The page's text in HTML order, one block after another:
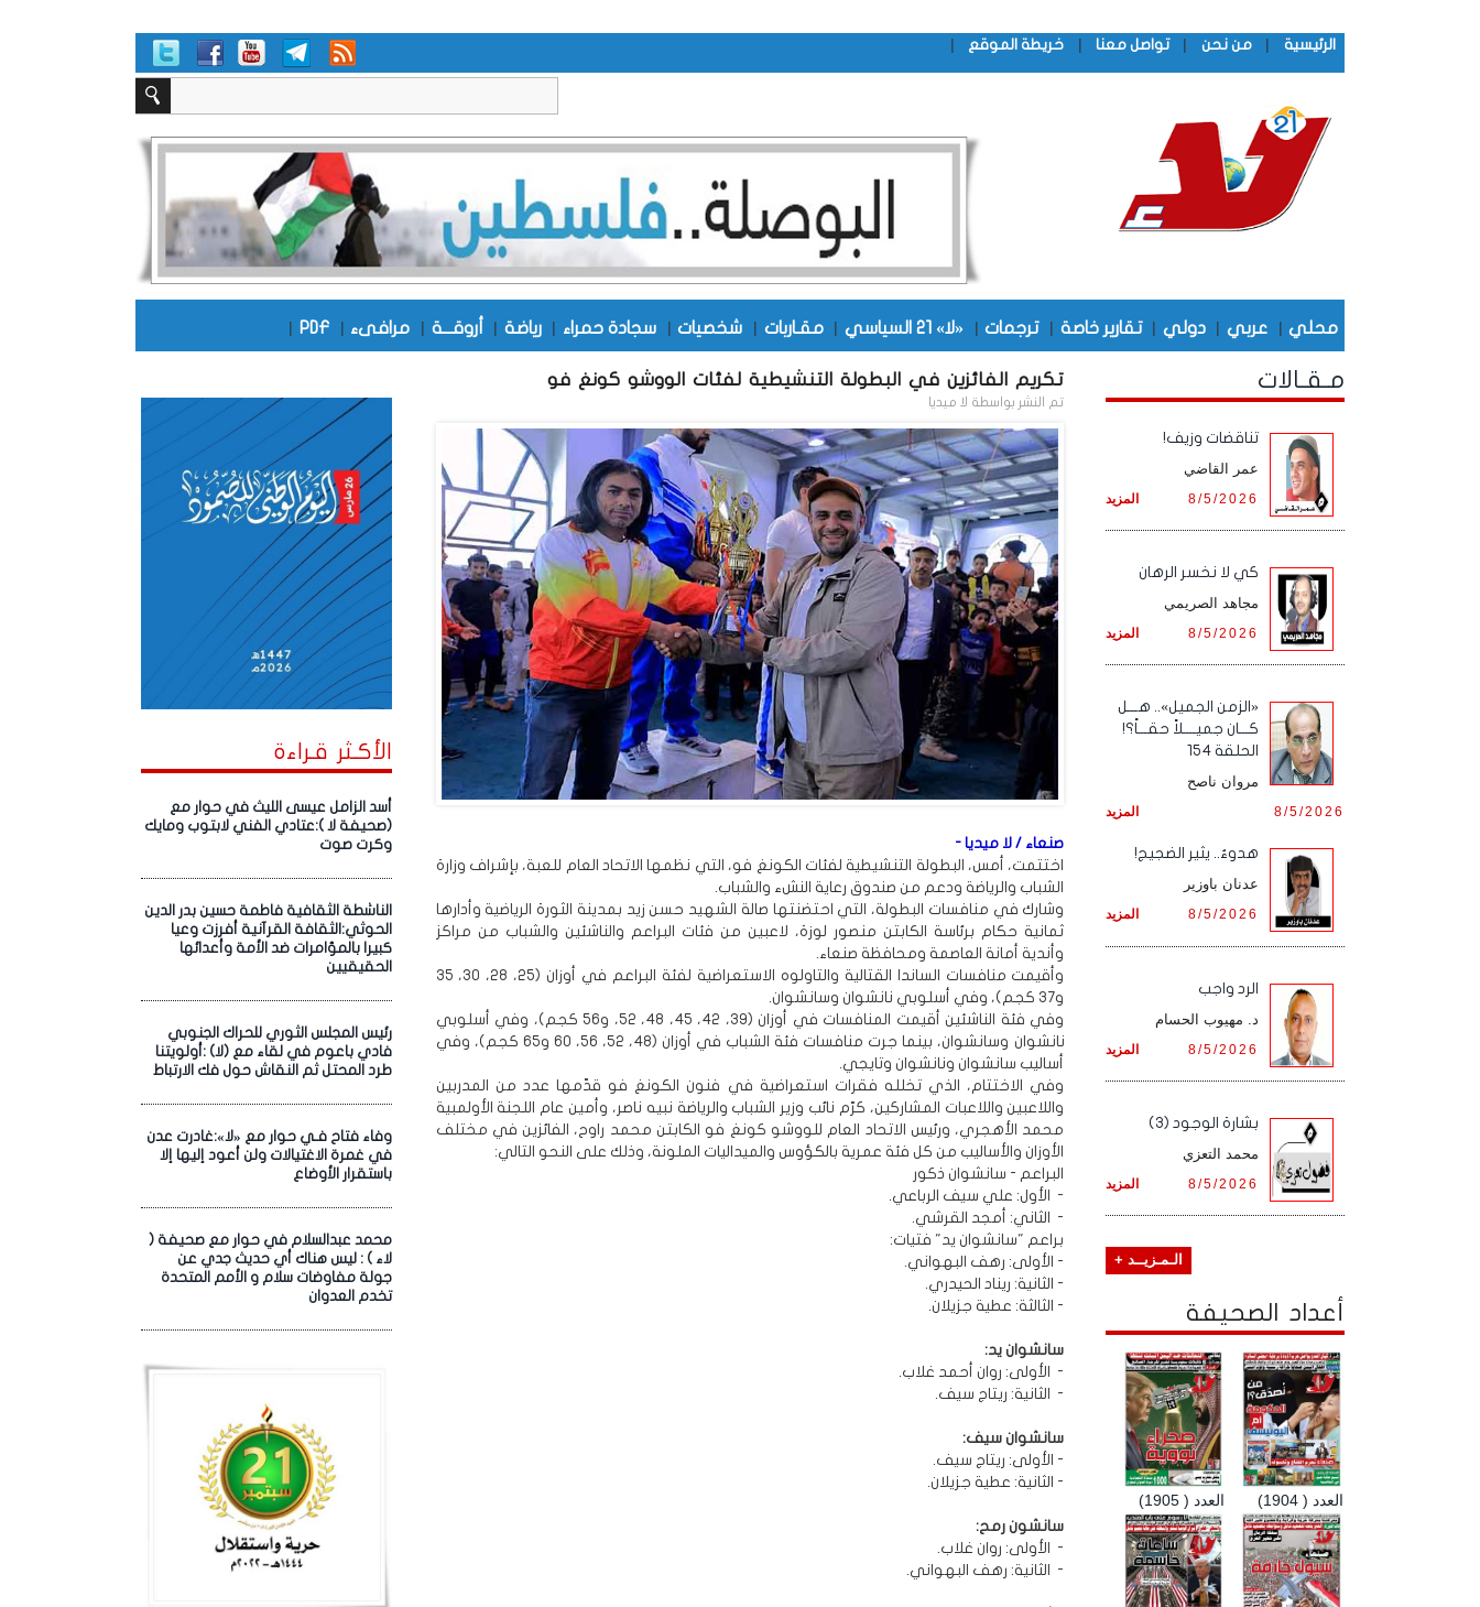
الرئيسية | من نحن | تواصل معنا | خريطة الموقع |
محلي | عربي | دولي | تقارير خاصة | ترجمات | «لا» 21 السياسي | مقـاربات | شخصيات | سجادة حمراء | رياضة | أروقـــة | مرافىء |
PDF
|
الأكـثر قـراءة
أسد الزامل عيسى الليث في حوار مع
(صحيفة لا ):عتادي الفني لابتوب ومايك
وكرت صوت
الناشطة الثقافية فاطمة حسين بدر الدين
الحوثي:الثقافة القرآنية أفرزت وعيا
كبيرا بالمؤامرات ضد الأمة وأعدائها
الحقيقيين
رئيس المجلس الثوري للحراك الجنوبي
فادي باعوم في لقاء مع (لا) :أولويتنا
طرد المحتل ثم النقاش حول فك الارتباط
وفاء فتاح فـي حوار مع «لا»:غادرت عدن
في غمرة الاغتيالات ولن أعود إليها إلا
باستقرار الأوضاع
محمد عبدالسلام في حوار مع صحيفة (
لاء ) : ليس هناك أي حديث جدي عن
جولة مفاوضات سلام و الأمم المتحدة
تخدم العدوان
تكريم الفائزين في البطولة التنشيطية لفئات الووشو كونغ فو
تم النشر بواسطة لا ميديا
صنعاء / لا ميديا -
اختتمت، أمس، البطولة التنشيطية لفئات الكونغ فو، التي نظمها الاتحاد العام للعبة، بإشراف وزارة
الشباب والرياضة ودعم من صندوق رعاية النشء والشباب.
وشارك في منافسات البطولة، التي احتضنتها صالة الشهيد حسن زيد بمدينة الثورة الرياضية وأدارها
ثمانية حكام برئاسة الكابتن منصور لوزة، لاعبين من فئات البراعم والناشئين والشباب من مراكز
وأندية أمانة العاصمة ومحافظة صنعاء.
وأقيمت منافسات الساندا القتالية والتاولوه الاستعراضية لفئة البراعم في أوزان (25، 28، 30، 35
و37 كجم)، وفي أسلوبي نانشوان وسانشوان.
وفي فئة الناشئين أقيمت المنافسات في أوزان (39، 42، 45، 48، 52، و56 كجم)، وفي أسلوبي
نانشوان وسانشوان، بينما جرت منافسات فئة الشباب في أوزان (48، 52، 56، 60 و65 كجم)، وفي
أساليب سانشوان ونانشوان وتايجي.
وفي الاختتام، الذي تخلله فقرات استعراضية في فنون الكونغ فو قدّمها عدد من المدربين
واللاعبين واللاعبات المشاركين، كرّم نائب وزير الشباب والرياضة نبيه ناصر، وأمين عام اللجنة الأولمبية
محمد الأهجري، ورئيس الاتحاد العام للووشو كونغ فو الكابتن محمد راوح، الفائزين في مختلف
الأوزان والأساليب من كل فئة عمرية بالكؤوس والميداليات الملونة، وذلك على النحو التالي:
البراعم - سانشوان ذكور
- الأول: علي سيف الرباعي.
- الثاني: أمجد القرشي.
براعم "سانشوان يد" فتيات:
- الأولى: رهف البهواني.
- الثانية: ريناد الحيدري.
- الثالثة: عطية جزيلان.
سانشوان يد:
- الأولى: روان أحمد غلاب.
- الثانية: ريتاج سيف.
سانشوان سيف:
- الأولى: ريتاج سيف.
- الثانية: عطية جزيلان.
سانشون رمح:
- الأولى: روان غلاب.
- الثانية: رهف البهواني.
مـقـالات
تناقضات وزيف!
عمر القاضي
المزيد 8/5/2026
كي لا نخسر الرهان
مجاهد الصريمي
المزيد 8/5/2026
«الزمن الجميل».. هـــل
كـــان جميــــلاً حقـــاً؟!
الحلقة 154
مروان ناصح
المزيد 8/5/2026
هدوءٌ.. يثير الضجيج!
عدنان باوزير
المزيد 8/5/2026
الرد واجب
د. مهيوب الحسام
المزيد 8/5/2026
بشارة الوجود (3)
محمد التعزي
المزيد 8/5/2026
الـمـزيــد +
أعداد الصحيفة
العدد ( 1905) العدد ( 1904)